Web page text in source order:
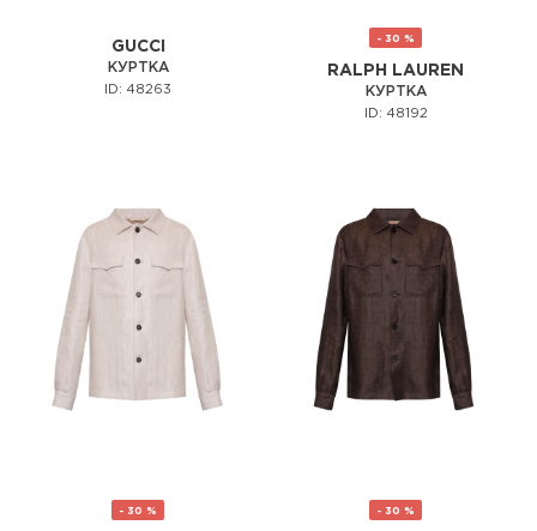
GUCCI
КУРТКА
ID: 48263
- 30 %
RALPH LAUREN
КУРТКА
ID: 48192
- 30 % - 30 %